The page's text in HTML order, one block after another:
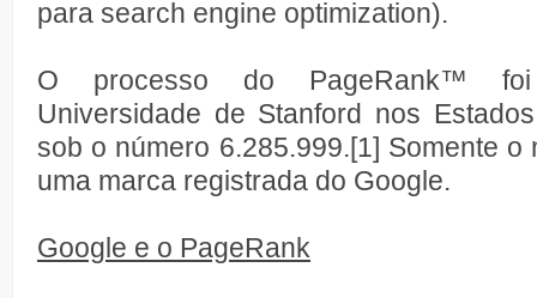
para search engine optimization).
O processo do PageRank™ foi
Universidade de Stanford nos
sob o número 6.285.999.[1] Somente
uma marca registrada do Google.
Google e o PageRank